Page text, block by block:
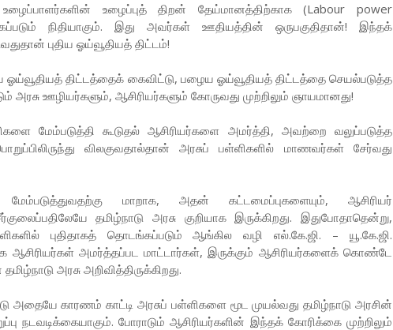
உழைப்புத் திறன் தேய்மானத்திற்காக (Labour power
நிதியாகும். இது அவர்கள் ஊதியத்தின் ஒருபகுதிதான்! இந்தக்
புதிய ஓய்வூதியத் திட்டம்!
ஓய்வூதியத் திட்டத்தைக் கைவிட்டு, பழைய ஓய்வூதியத் திட்டத்தை செயல்படுத்த
அரசு ஊழியர்களும், ஆசிரியர்களும் கோருவது முற்றிலும் ஞாயமானது!
மேம்படுத்தி கூடுதல் ஆசிரியர்களை அமர்த்தி, அவற்றை வலுப்படுத்த
விலகுவதால்தான் அரசுப் பள்ளிகளில் மாணவர்கள் சேர்வது
மாறாக, அதன் கட்டமைப்புகளையும், ஆசிரியர்
தமிழ்நாடு அரசு குறியாக இருக்கிறது. இதுபோதாதென்று,
புதிதாகத் தொடங்கப்படும் ஆங்கில வழி எல்.கே.ஜி. – யூ.கே.ஜி.
ஆசிரியர்கள் அமர்த்தப்பட மாட்டார்கள், இருக்கும் ஆசிரியர்களைக் கொண்டே
அரசு அறிவித்திருக்கிறது.
அதையே காரணம் காட்டி அரசுப் பள்ளிகளை மூட முயல்வது தமிழ்நாடு அரசின்
நடவடிக்கையாகும். போராடும் ஆசிரியர்களின் இந்தக் கோரிக்கை முற்றிலும்